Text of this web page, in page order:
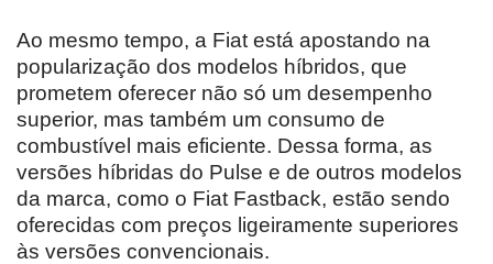
Ao mesmo tempo, a Fiat está apostando na
popularização dos modelos híbridos, que
prometem oferecer não só um desempenho
superior, mas também um consumo de
combustível mais eficiente. Dessa forma, as
versões híbridas do Pulse e de outros modelos
da marca, como o Fiat Fastback, estão sendo
oferecidas com preços ligeiramente superiores
às versões convencionais.